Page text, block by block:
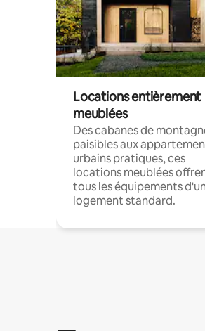
Locations entièrement
meublées
Des cabanes de
paisibles aux
urbains pratiques, ces
locations meublées
tous les équipements
logement standard.